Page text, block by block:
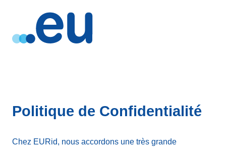
Politique de Confidentialité
Chez EURid, nous accordons une très grande